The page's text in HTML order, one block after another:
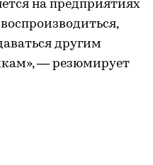
на предприятиях
другим
— резюмирует